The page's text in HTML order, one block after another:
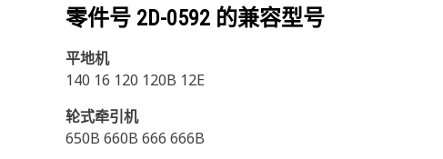
零件号 2D-0592 的兼容型号
平地机
140 16 120 120B 12E
轮式牵引机
650B 660B 666 666B